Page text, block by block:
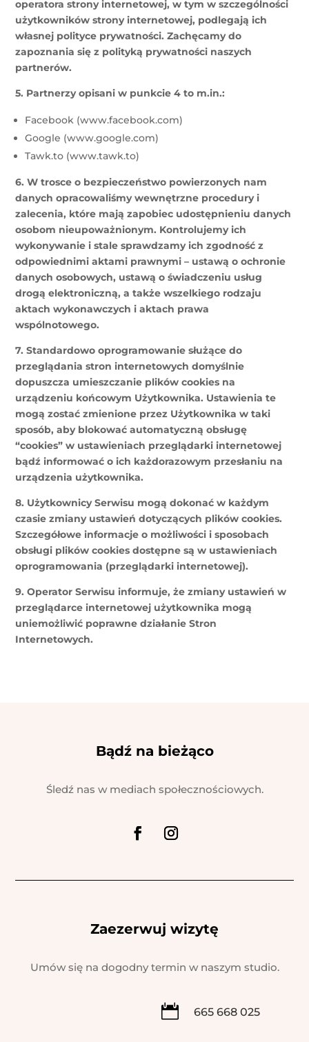
operatora strony internetowej, w tym w szczególności
użytkowników strony internetowej, podlegają ich
własnej polityce prywatności. Zachęcamy do
zapoznania się z polityką prywatności naszych
partnerów.
5. Partnerzy opisani w punkcie 4 to m.in.:
Facebook (www.facebook.com)
Google (www.google.com)
Tawk.to (www.tawk.to)
6. W trosce o bezpieczeństwo powierzonych nam
danych opracowaliśmy wewnętrzne procedury i
zalecenia, które mają zapobiec udostępnieniu danych
osobom nieupoważnionym. Kontrolujemy ich
wykonywanie i stale sprawdzamy ich zgodność z
odpowiednimi aktami prawnymi – ustawą o ochronie
danych osobowych, ustawą o świadczeniu usług
drogą elektroniczną, a także wszelkiego rodzaju
aktach wykonawczych i aktach prawa
wspólnotowego.
7. Standardowo oprogramowanie służące do
przeglądania stron internetowych domyślnie
dopuszcza umieszczanie plików cookies na
urządzeniu końcowym Użytkownika. Ustawienia te
mogą zostać zmienione przez Użytkownika w taki
sposób, aby blokować automatyczną obsługę
“cookies” w ustawieniach przeglądarki internetowej
bądź informować o ich każdorazowym przesłaniu na
urządzenia użytkownika.
8. Użytkownicy Serwisu mogą dokonać w każdym
czasie zmiany ustawień dotyczących plików cookies.
Szczegółowe informacje o możliwości i sposobach
obsługi plików cookies dostępne są w ustawieniach
oprogramowania (przeglądarki internetowej).
9. Operator Serwisu informuje, że zmiany ustawień w
przeglądarce internetowej użytkownika mogą
uniemożliwić poprawne działanie Stron
Internetowych.
Bądź na bieżąco
Śledź nas w mediach społecznościowych.
Zaezerwuj wizytę
Umów się na dogodny termin w naszym studio.
 665 668 025